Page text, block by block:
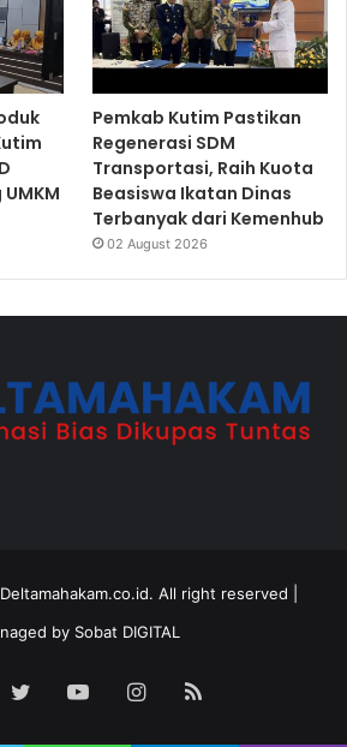
Pemkab Kutim Pastikan
Regenerasi SDM
Transportasi, Raih Kuota
Beasiswa Ikatan Dinas
Terbanyak dari Kemenhub
02 August 2026
All right reserved |
by Sobat DIGITAL
Twitter YouTubeInstagram